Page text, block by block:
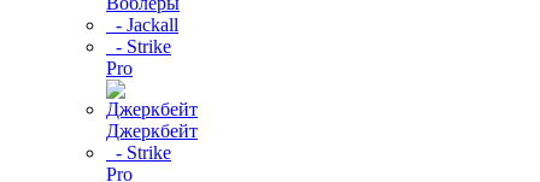
- Jackall
- Strike
Pro
Джеркбейт
- Strike
Pro